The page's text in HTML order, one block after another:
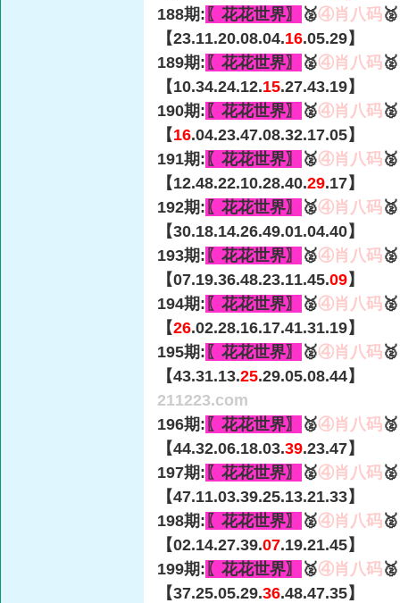
188期: 〖花花世界〗 🥈④肖八码
【23.11.20.08.04.16.05.29】
189期: 〖花花世界〗 🥈④肖八码
【10.34.24.12.15.27.43.19】
190期: 〖花花世界〗 🥈④肖八码
【16.04.23.47.08.32.17.05】
191期: 〖花花世界〗 🥈④肖八码
【12.48.22.10.28.40.29.17】
192期: 〖花花世界〗 🥈④肖八码
【30.18.14.26.49.01.04.40】
193期: 〖花花世界〗 🥈④肖八码
【07.19.36.48.23.11.45.09】
194期: 〖花花世界〗 🥈④肖八码
【26.02.28.16.17.41.31.19】
195期: 〖花花世界〗 🥈④肖八码
【43.31.13.25.29.05.08.44】
211223.com
196期: 〖花花世界〗 🥈④肖八码
【44.32.06.18.03.39.23.47】
197期: 〖花花世界〗 🥈④肖八码
【47.11.03.39.25.13.21.33】
198期: 〖花花世界〗 🥈④肖八码
【02.14.27.39.07.19.21.45】
199期: 〖花花世界〗 🥈④肖八码
【37.25.05.29.36.48.47.35】